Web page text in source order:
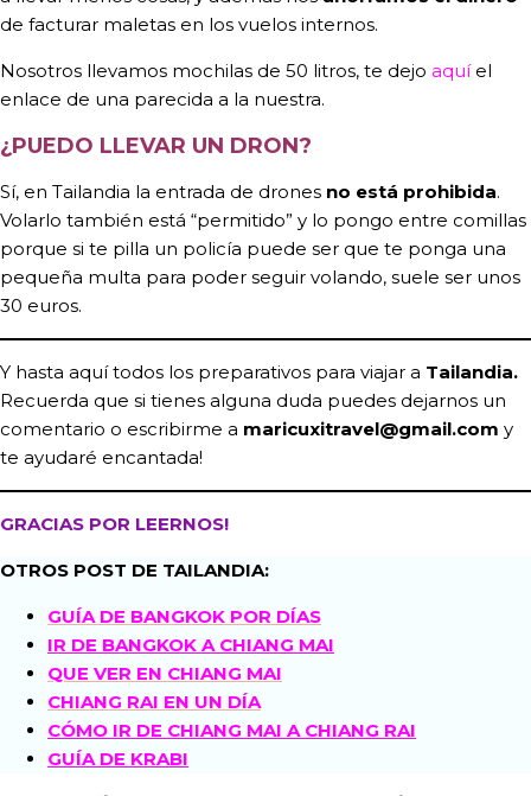
de facturar maletas en los vuelos internos.
Nosotros llevamos mochilas de 50 litros, te dejo aquíel
enlace de una parecida a la nuestra.
¿PUEDO LLEVAR UN DRON?
Sí, en Tailandia la entrada de drones no está prohibida.
Volarlo también está “permitido” y lo pongo entre comillas
porque si te pilla un policía puede ser que te ponga una
pequeña multa para poder seguir volando, suele ser unos
30 euros.
Y hasta aquí todos los preparativos para viajar a Tailandia.
Recuerda que si tienes alguna duda puedes dejarnos un
comentario o escribirme a maricuxitravel@gmail.com y
te ayudaré encantada!
GRACIAS POR LEERNOS!
OTROS POST DE TAILANDIA:
GUÍA DE BANGKOK POR DÍAS
IR DE BANGKOK A CHIANG MAI
QUE VER EN CHIANG MAI
CHIANG RAI EN UN DÍA
CÓMO IR DE CHIANG MAI A CHIANG RAI
GUÍA DE KRABI